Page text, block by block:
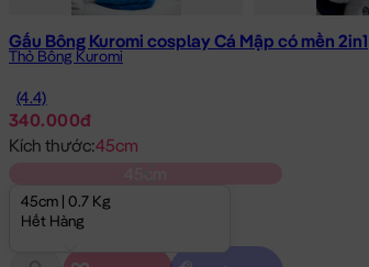
Gấu Bông Kuromi cosplay Cá Mập có mền 2in1
Thỏ Bông Kuromi
(4.4)
340.000đ
Kích thước:45cm
45cm | 0.7 Kg
Hết Hàng